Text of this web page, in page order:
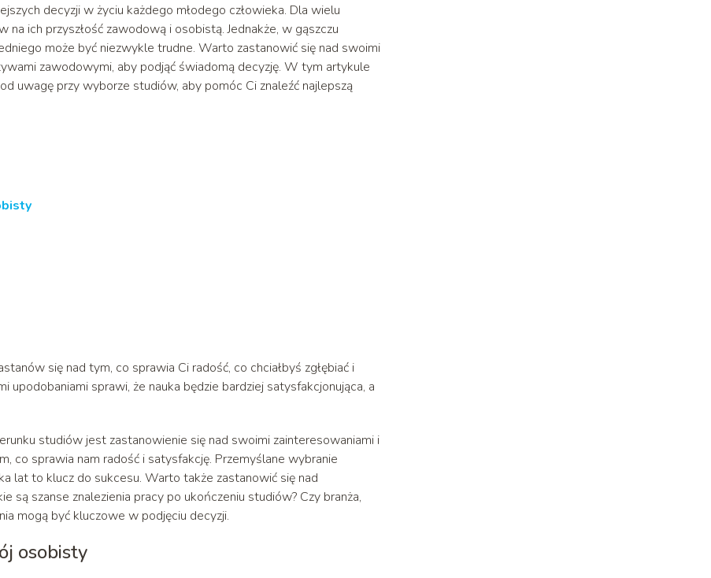
decyzji w życiu każdego młodego człowieka. Dla wielu
ich przyszłość zawodową i osobistą. Jednakże, w gąszczu
może być niezwykle trudne. Warto zastanowić się nad swoimi
zawodowymi, aby podjąć świadomą decyzję. W tym artykule
uwagę przy wyborze studiów, aby pomóc Ci znaleźć najlepszą
się nad tym, co sprawia Ci radość, co chciałbyś zgłębiać i
upodobaniami sprawi, że nauka będzie bardziej satysfakcjonująca, a
studiów jest zastanowienie się nad swoimi zainteresowaniami i
co sprawia nam radość i satysfakcję. Przemyślane wybranie
lat to klucz do sukcesu. Warto także zastanowić się nad
są szanse znalezienia pracy po ukończeniu studiów? Czy branża,
mogą być kluczowe w podjęciu decyzji.
osobisty